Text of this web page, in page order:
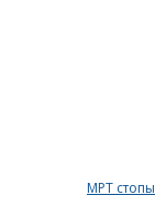
МРТ стопы